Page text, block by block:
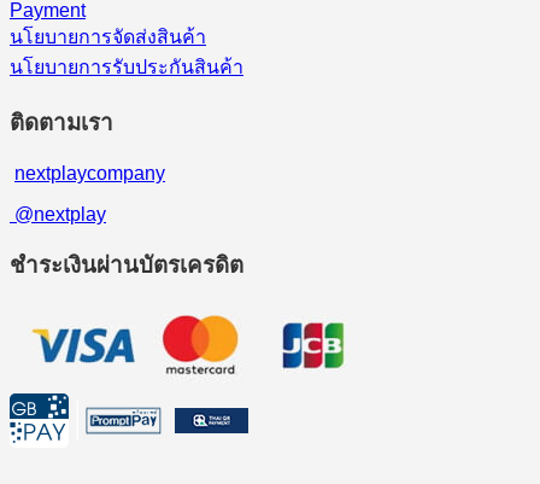
Payment
นโยบายการจัดส่งสินค้า
นโยบายการรับประกันสินค้า
ติดตามเรา
nextplaycompany
@nextplay
ชำระเงินผ่านบัตรเครดิต